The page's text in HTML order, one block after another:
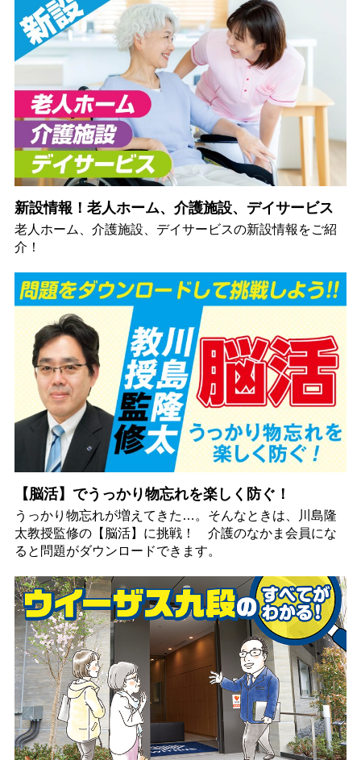
新設情報！老人ホーム、介護施設、デイサービス
老人ホーム、介護施設、デイサービスの新設情報をご紹
介！
【脳活】でうっかり物忘れを楽しく防ぐ！
うっかり物忘れが増えてきた…。そんなときは、川島隆
太教授監修の【脳活】に挑戦！ 介護のなかま会員にな
ると問題がダウンロードできます。